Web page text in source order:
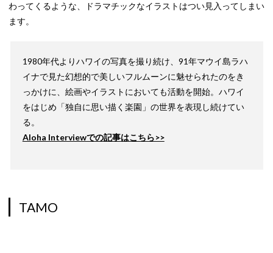
わってくるような、ドラマチックなイラストはつい見入ってしまい
ます。
1980年代よりハワイの写真を撮り続け、91年マウイ島ラハ
イナで見た幻想的で美しいフルムーンに魅せられたのをき
っかけに、絵画やイラストにおいても活動を開始。ハワイ
をはじめ「独自に思い描く楽園」の世界を表現し続けてい
る。
Aloha Interviewでの記事はこちら>>
TAMO